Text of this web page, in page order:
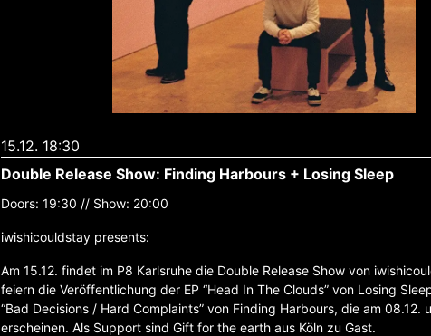
15.12. 18:30
Double Release Show: Finding Harbours + Losing Sleep
Doors: 19:30 // Show: 20:00
iwishicouldstay presents:
Am 15.12. findet im P8 Karlsruhe die Double Release Show von
feiern die Veröffentlichung der EP “Head In The Clouds” von Losing
“Bad Decisions / Hard Complaints” von Finding Harbours, die am 08.12.
erscheinen. Als Support sind Gift for the earth aus Köln zu Gast.